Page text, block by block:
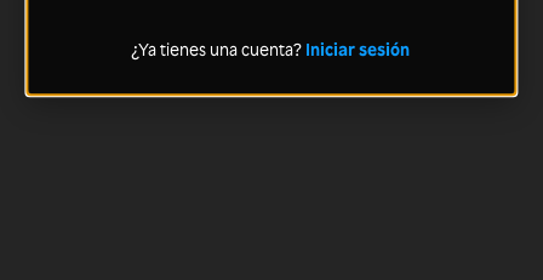
¿Ya tienes una cuenta? Iniciar sesión